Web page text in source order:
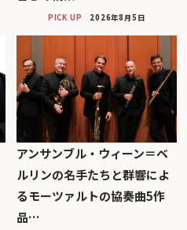
PICK UP 2026年8月5日
アンサンブル・ウィーン＝ベ
ルリンの名手たちと群響によ
るモーツァルトの協奏曲5作
品…